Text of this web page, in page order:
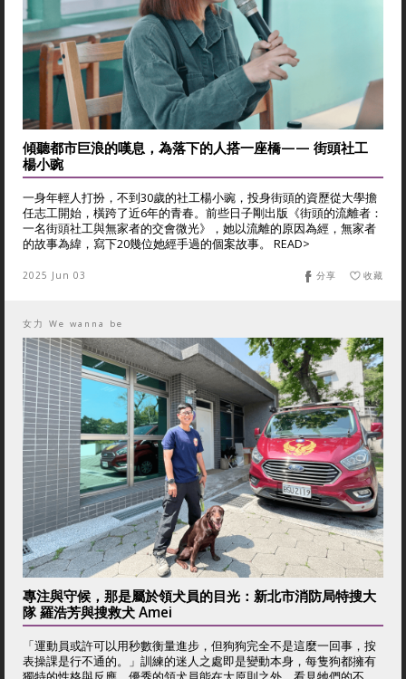
傾聽都市巨浪的嘆息，為落下的人搭一座橋—— 街頭社工
楊小豌
一身年輕人打扮，不到30歲的社工楊小豌，投身街頭的資歷從大學擔
任志工開始，橫跨了近6年的青春。前些日子剛出版《街頭的流離者：
一名街頭社工與無家者的交會微光》，她以流離的原因為經，無家者
的故事為緯，寫下20幾位她經手過的個案故事。 READ>
2025 Jun 03 收藏
分享
女力 We wanna be
專注與守候，那是屬於領犬員的目光：新北市消防局特搜大
隊 羅浩芳與搜救犬 Amei
「運動員或許可以用秒數衡量進步，但狗狗完全不是這麼一回事，按
表操課是行不通的。」訓練的迷人之處即是變動本身，每隻狗都擁有